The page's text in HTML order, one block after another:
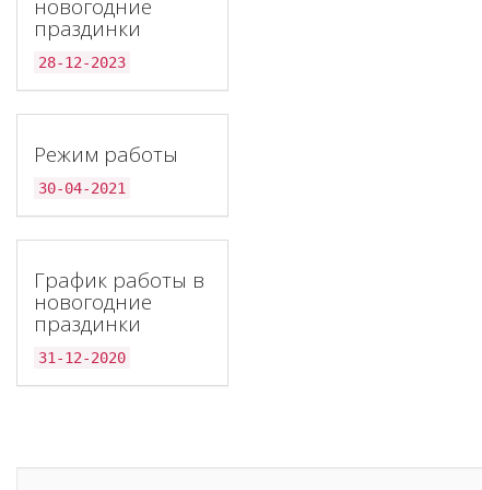
новогодние
праздинки
28-12-2023
Режим работы
30-04-2021
График работы в
новогодние
праздинки
31-12-2020